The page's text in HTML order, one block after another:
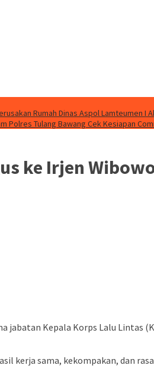
Rumah Dinas Aspol Lamteumen I
Polres Tulang Bawang Cek Kesiapan
ke Irjen
Kepala Korps Lalu Lintas
kerja sama, kekompakan, dan